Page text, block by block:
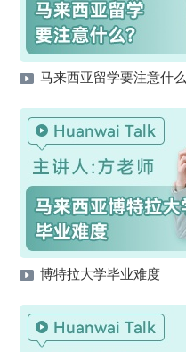
马来西亚留学要注意什么
博特拉大学毕业难度